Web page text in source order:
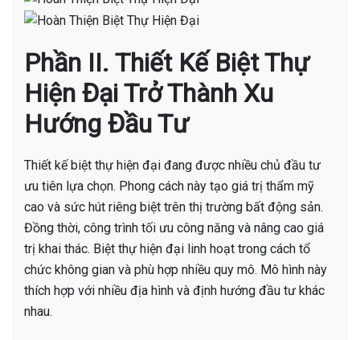
Phần II. Thiết Kế Biệt Thự
Hiện Đại Trở Thành Xu
Hướng Đầu Tư
Thiết kế biệt thự hiện đại đang được nhiều chủ đầu tư
ưu tiên lựa chọn. Phong cách này tạo giá trị thẩm mỹ
cao và sức hút riêng biệt trên thị trường bất động sản.
Đồng thời, công trình tối ưu công năng và nâng cao giá
trị khai thác. Biệt thự hiện đại linh hoạt trong cách tổ
chức không gian và phù hợp nhiều quy mô. Mô hình này
thích hợp với nhiều địa hình và định hướng đầu tư khác
nhau.